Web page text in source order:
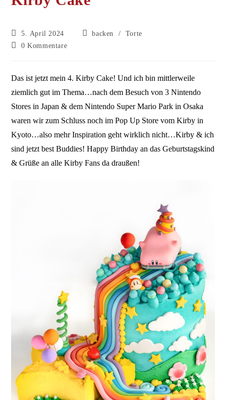
Beitrag
veröffentlicht:
5. April 2024
Beitrags-
backen /
Torte
Beitrags-
0 Kommentare
Das ist jetzt mein 4. Kirby Cake! Und ich bin mittlerweile
ziemlich gut im Thema…nach dem Besuch von 3 Nintendo
Stores in Japan & dem Nintendo Super Mario Park in Osaka
waren wir zum Schluss noch im Pop Up Store vom Kirby in
Kyoto…also mehr Inspiration geht wirklich nicht…Kirby & ich
sind jetzt best Buddies! Happy Birthday an das Geburtstagskind
& Grüße an alle Kirby Fans da draußen!